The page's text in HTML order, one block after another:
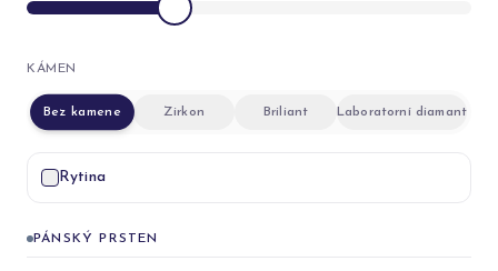
KÁMEN
Bez kamene Zirkon Briliant Laboratorní diamant
Rytina
PÁNSKÝ PRSTEN